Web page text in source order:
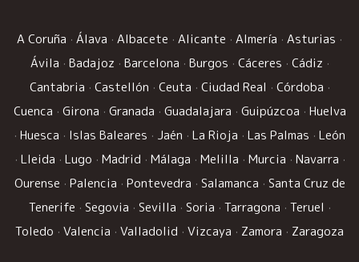
A Coruña · Álava · Albacete · Alicante · Almería · Asturias ·
Ávila · Badajoz · Barcelona · Burgos · Cáceres · Cádiz ·
Cantabria · Castellón · Ceuta · Ciudad Real · Córdoba ·
Cuenca · Girona · Granada · Guadalajara · Guipúzcoa · Huelva
· Huesca · Islas Baleares · Jaén · La Rioja · Las Palmas · León
· Lleida · Lugo · Madrid · Málaga · Melilla · Murcia · Navarra ·
Ourense · Palencia · Pontevedra · Salamanca · Santa Cruz de
Tenerife · Segovia · Sevilla · Soria · Tarragona · Teruel ·
Toledo · Valencia · Valladolid · Vizcaya · Zamora · Zaragoza